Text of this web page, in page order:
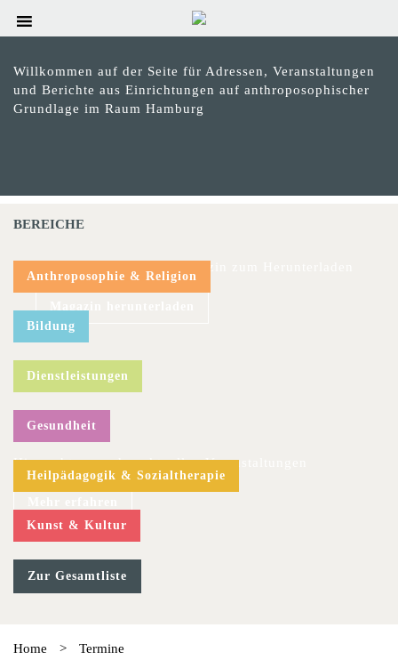
Willkommen auf der Seite für Adressen, Veranstaltungen
und Berichte aus Einrichtungen auf anthroposophischer
Grundlage im Raum Hamburg
Hier geht es zu den aktuellen Veranstaltungen
BEREICHE
Anthroposophie & Religion
Bildung
Dienstleistungen
Gesundheit
Heilpädagogik & Sozialtherapie
Kunst & Kultur
Zur Gesamtliste
Home > Termine